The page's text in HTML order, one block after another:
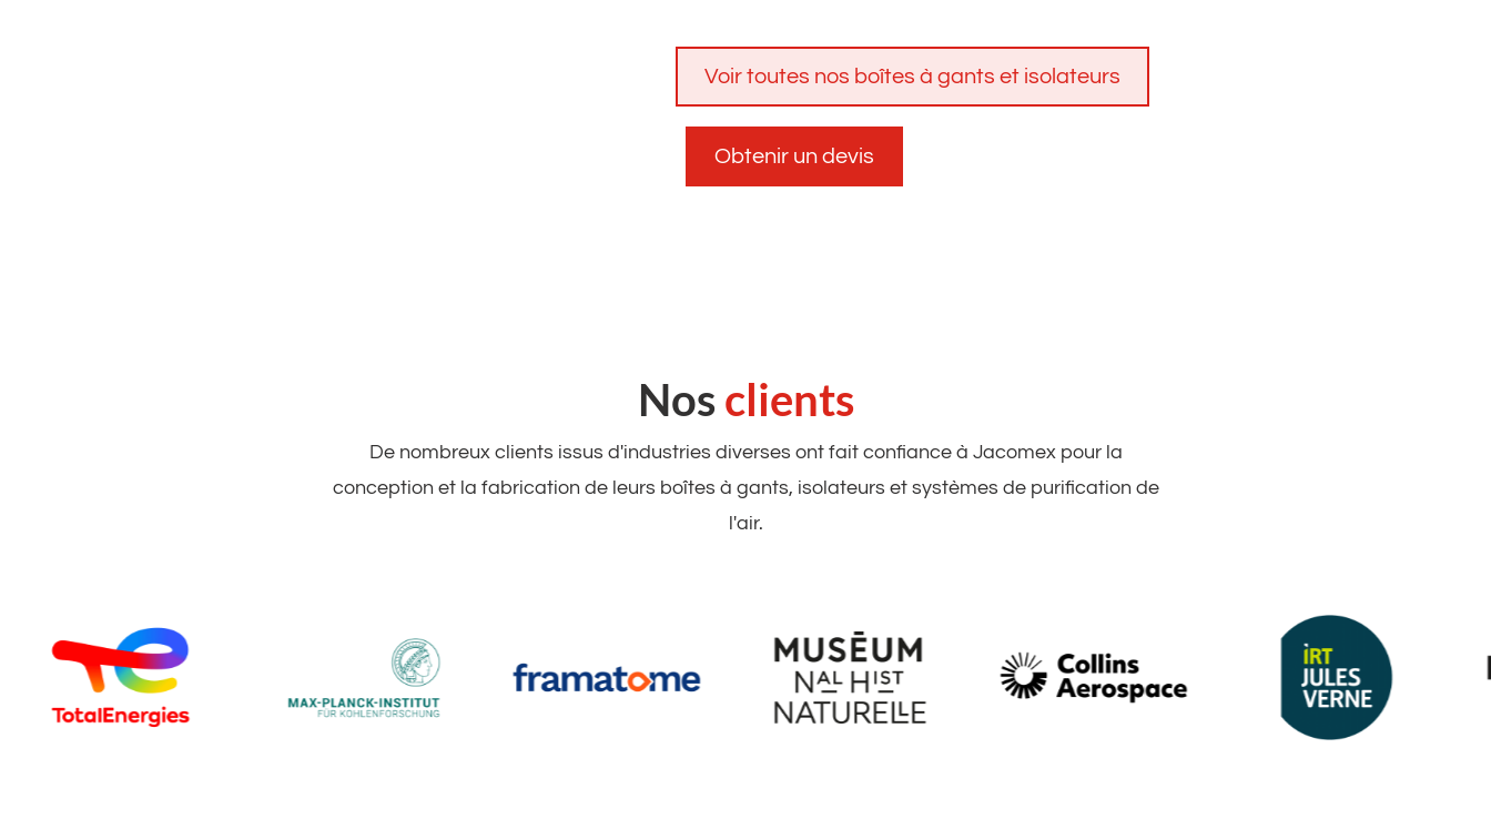
Voir toutes nos boîtes à gants et isolateurs
Obtenir un devis
Nosclients
De nombreux clients issus d'industries diverses ont fait confiance à Jacomex pour la
conception et la fabrication de leurs boîtes à gants, isolateurs et systèmes de purification de
l'air.